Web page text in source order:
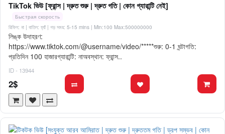
TikTok ভিউ [ফ্রান্স | দ্রুত শুরু | দ্রুত গতি | কোন গ্যারান্টি নেই]
Быстрая скорость
রিফিল: না | বাতিল: হ্যাঁ | গড় সময়: 5-15 mins | Min:100 Max:500000000
লিঙ্ক উদাহরণ:
https://www.tiktok.com/@username/video/*****শুরু: 0-1 ঘন্টাগতি:
প্রতিদিন 100 হাজারগ্যারান্টি: নাঅবস্থান: ফ্রান্স..
ID - 13944
2$